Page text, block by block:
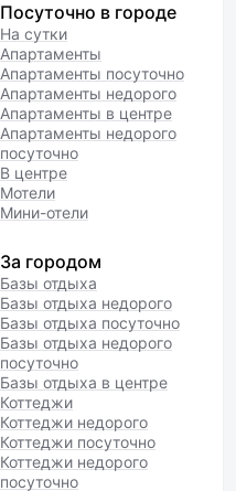
Посуточно в городе
На сутки
Апартаменты
Апартаменты посуточно
Апартаменты недорого
Апартаменты в центре
Апартаменты недорого
посуточно
В центре
Мотели
Мини-отели
За городом
Базы отдыха
Базы отдыха недорого
Базы отдыха посуточно
Базы отдыха недорого
посуточно
Базы отдыха в центре
Коттеджи
Коттеджи недорого
Коттеджи посуточно
Коттеджи недорого
посуточно